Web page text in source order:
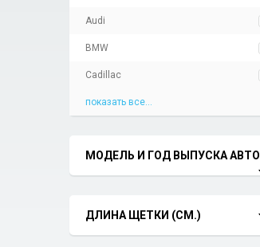
Audi
BMW
Cadillac
показать все...
МОДЕЛЬ И ГОД ВЫПУСКА АВТО
ДЛИНА ЩЕТКИ (СМ.)